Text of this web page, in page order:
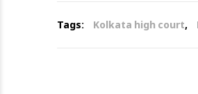
Tags: Kolkata high court,